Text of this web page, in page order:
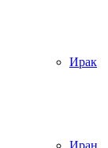
Ирак
Иран